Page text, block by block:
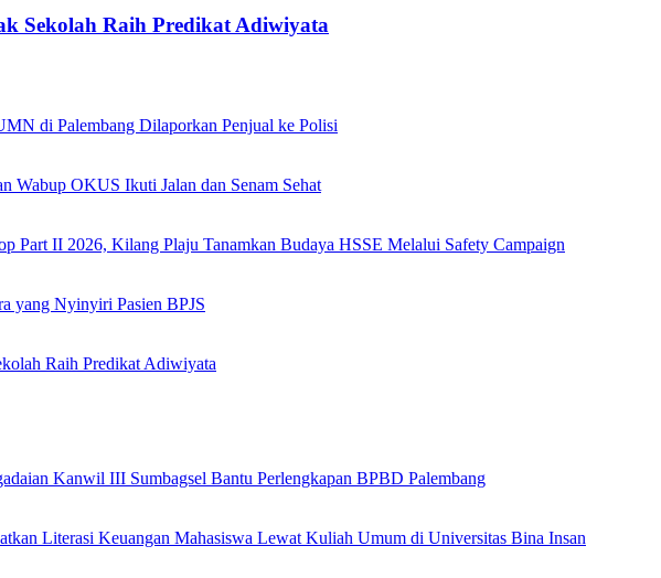
Sekolah Raih Predikat Adiwiyata
di Palembang Dilaporkan Penjual ke Polisi
Wabup OKUS Ikuti Jalan dan Senam Sehat
Part II 2026, Kilang Plaju Tanamkan Budaya HSSE Melalui Safety Campaign
yang Nyinyiri Pasien BPJS
Raih Predikat Adiwiyata
Kanwil III Sumbagsel Bantu Perlengkapan BPBD Palembang
Literasi Keuangan Mahasiswa Lewat Kuliah Umum di Universitas Bina Insan